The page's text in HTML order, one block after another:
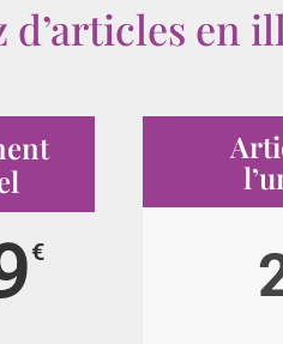
d’articles en
€